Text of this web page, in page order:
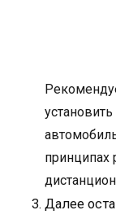
принципах
Далее